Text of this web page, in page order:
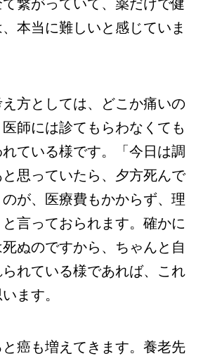
繋がっていて、薬だけで健
本当に難しいと感じていま
方としては、どこか痛いの
師には診てもらわなくても
ている様です。「今日は調
思っていたら、夕方死んで
が、医療費もかからず、理
言っておられます。確かに
ぬのですから、ちゃんと自
れている様であれば、これ
ます。
癌も増えてきます。養老先